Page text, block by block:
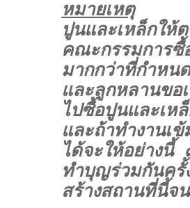
หมายเหตุ
ปูนและเหล็กให้
คณะกรรมการซื้
มากกว่าที่กำหน
และลูกหลานขอ
ไปซื้อปูนและเห
และถ้าทำงานเ
ได้จะให้อย่าง
ทำบุญร่วมกันครั้
สร้างสถานที่นี้จ